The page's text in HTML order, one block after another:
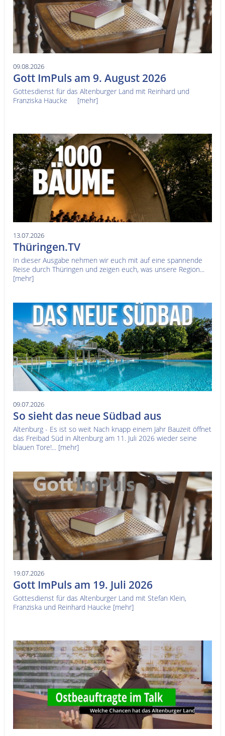
09.08.2026
Gott ImPuls am 9. August 2026
Gottesdienst für das Altenburger Land mit Reinhard und
Franziska Haucke [mehr]
13.07.2026
Thüringen.TV
In dieser Ausgabe nehmen wir euch mit auf eine spannende
Reise durch Thüringen und zeigen euch, was unsere Region...
[mehr]
09.07.2026
So sieht das neue Südbad aus
Altenburg - Es ist so weit Nach knapp einem Jahr Bauzeit öffnet
das Freibad Süd in Altenburg am 11. Juli 2026 wieder seine
blauen Tore!... [mehr]
19.07.2026
Gott ImPuls am 19. Juli 2026
Gottesdienst für das Altenburger Land mit Stefan Klein,
Franziska und Reinhard Haucke [mehr]